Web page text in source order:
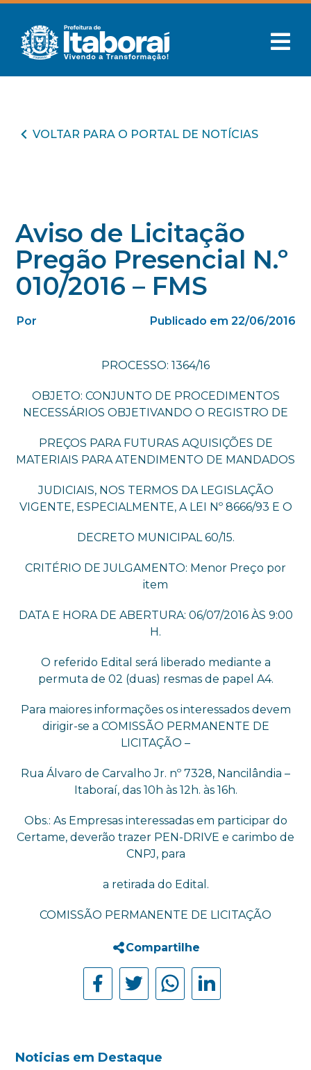
VOLTAR PARA O PORTAL DE NOTÍCIAS
Aviso de Licitação
Pregão Presencial N.º
010/2016 – FMS
Por Publicado em 22/06/2016
PROCESSO: 1364/16
OBJETO: CONJUNTO DE PROCEDIMENTOS
NECESSÁRIOS OBJETIVANDO O REGISTRO DE
PREÇOS PARA FUTURAS AQUISIÇÕES DE
MATERIAIS PARA ATENDIMENTO DE MANDADOS
JUDICIAIS, NOS TERMOS DA LEGISLAÇÃO
VIGENTE, ESPECIALMENTE, A LEI Nº 8666/93 E O
DECRETO MUNICIPAL 60/15.
CRITÉRIO DE JULGAMENTO: Menor Preço por
item
DATA E HORA DE ABERTURA: 06/07/2016 ÀS 9:00
H.
O referido Edital será liberado mediante a
permuta de 02 (duas) resmas de papel A4.
Para maiores informações os interessados devem
dirigir-se a COMISSÃO PERMANENTE DE
LICITAÇÃO –
Rua Álvaro de Carvalho Jr. nº 7328, Nancilândia –
Itaboraí, das 10h às 12h. às 16h.
Obs.: As Empresas interessadas em participar do
Certame, deverão trazer PEN-DRIVE e carimbo de
CNPJ, para
a retirada do Edital.
COMISSÃO PERMANENTE DE LICITAÇÃO
Compartilhe
Noticias em Destaque